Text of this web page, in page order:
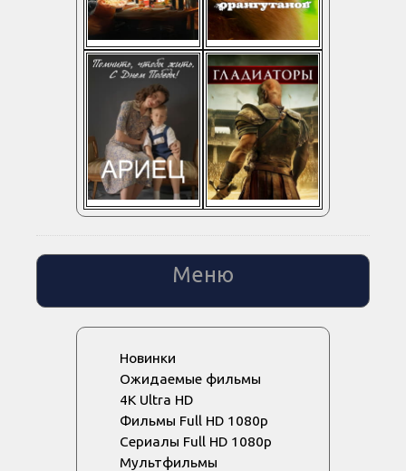
Меню
Новинки
Ожидаемые фильмы
4K Ultra HD
Фильмы Full HD 1080p
Сериалы Full HD 1080p
Мультфильмы